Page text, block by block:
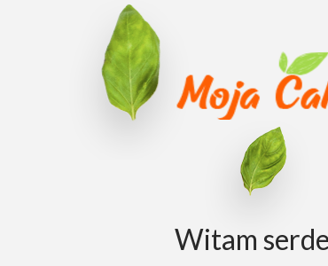
Witam